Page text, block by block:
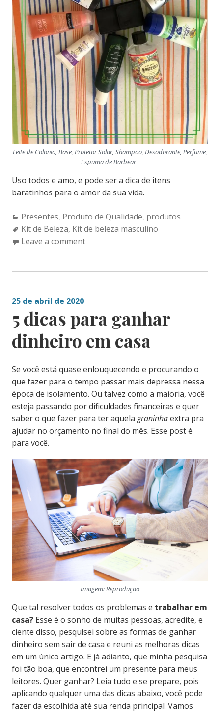
Leite de Colonia, Base, Protetor Solar, Shampoo, Desodorante, Perfume,
Espuma de Barbear .
Uso todos e amo, e pode ser a dica de itens
baratinhos para o amor da sua vida.
Categories:
Presentes, Produto de Qualidade, produtos
Tags:
Kit de Beleza, Kit de beleza masculino
Leave a comment
25 de abril de 2020
5 dicas para ganhar
dinheiro em casa
Se você está quase enlouquecendo e procurando o
que fazer para o tempo passar mais depressa nessa
época de isolamento. Ou talvez como a maioria, você
esteja passando por dificuldades financeiras e quer
saber o que fazer para ter aquela graninhaextra pra
ajudar no orçamento no final do mês. Esse post é
para você.
Imagem: Reprodução
Que tal resolver todos os problemas e trabalhar em
casa? Esse é o sonho de muitas pessoas, acredite, e
ciente disso, pesquisei sobre as formas de ganhar
dinheiro sem sair de casa e reuni as melhoras dicas
em um único artigo. E já adianto, que minha pesquisa
foi tão boa, que encontrei um presente para meus
leitores. Quer ganhar? Leia tudo e se prepare, pois
aplicando qualquer uma das dicas abaixo, você pode
fazer da escolhida até sua renda principal. Vamos